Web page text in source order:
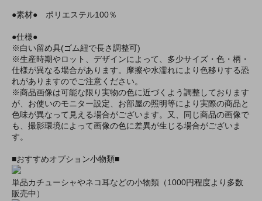
●素材● ポリエステル100％
●仕様●
※白い留め具(ゴム紐で長さ調整可)
※生産時期やロット、デザインによって、多少サイズ・色・柄・
仕様が異なる場合があります。摩擦や水濡れにより色移りする恐
れがありますのでご注意ください。
※商品画像は可能な限り実物の色に近づくよう調整しております
が、お使いのモニター設定、お部屋の照明等により実際の商品と
色味が異なって見える場合がございます。又、同じ商品の画像で
も、撮影環境によって画像の色に差異が生じる場合がございま
す。
■おすすめオプション小物類■
単品カチューシャやネコ耳などの小物類（1000円程度より多数
販売中）